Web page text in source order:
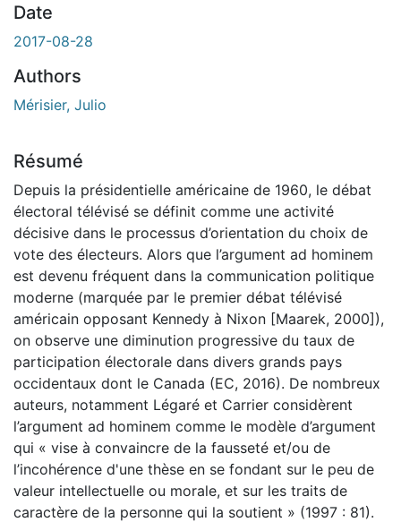
Date
2017-08-28
Authors
Mérisier, Julio
Résumé
Depuis la présidentielle américaine de 1960, le débat
électoral télévisé se définit comme une activité
décisive dans le processus d’orientation du choix de
vote des électeurs. Alors que l’argument ad hominem
est devenu fréquent dans la communication politique
moderne (marquée par le premier débat télévisé
américain opposant Kennedy à Nixon [Maarek, 2000]),
on observe une diminution progressive du taux de
participation électorale dans divers grands pays
occidentaux dont le Canada (EC, 2016). De nombreux
auteurs, notamment Légaré et Carrier considèrent
l’argument ad hominem comme le modèle d’argument
qui « vise à convaincre de la fausseté et/ou de
l’incohérence d'une thèse en se fondant sur le peu de
valeur intellectuelle ou morale, et sur les traits de
caractère de la personne qui la soutient » (1997 : 81).